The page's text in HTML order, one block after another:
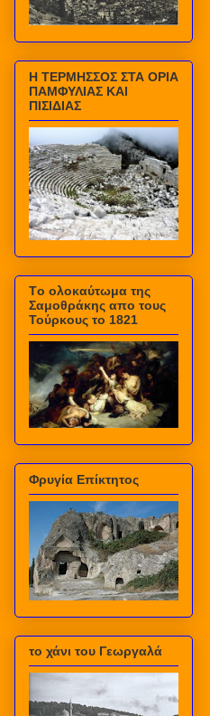
Η ΤΕΡΜΗΣΣΟΣ ΣΤΑ ΟΡΙΑ
ΠΑΜΦΥΛΙΑΣ ΚΑΙ
ΠΙΣΙΔΙΑΣ
Τo ολοκαύτωμα της
Σαμοθράκης απο τους
Τούρκους το 1821
Φρυγία Επίκτητος
το χάνι του Γεωργαλά